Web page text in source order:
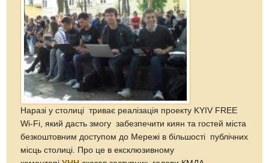
Наразі у столиці триває реалізація проекту KYIV FREE
Wi-Fi, який дасть змогу забезпечити киян та гостей міста
безкоштовним доступом до Мережі в більшості публічних
місць столиці. Про це в ексклюзивному